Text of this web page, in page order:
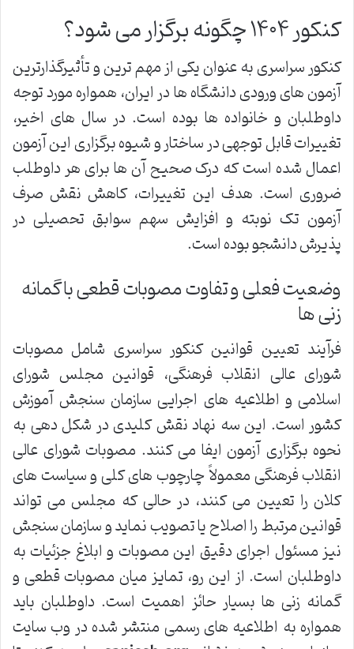
کنکور ۱۴۰۴ چگونه برگزار می شود؟
کنکور سراسری به عنوان یکی از مهم ترین و تأثیرگذارترین
آزمون های ورودی دانشگاه ها در ایران، همواره مورد توجه
داوطلبان و خانواده ها بوده است. در سال های اخیر،
تغییرات قابل توجهی در ساختار و شیوه برگزاری این آزمون
اعمال شده است که درک صحیح آن ها برای هر داوطلب
ضروری است. هدف این تغییرات، کاهش نقش صرف
آزمون تک نوبته و افزایش سهم سوابق تحصیلی در
پذیرش دانشجو بوده است.
وضعیت فعلی و تفاوت مصوبات قطعی با گمانه
زنی ها
فرآیند تعیین قوانین کنکور سراسری شامل مصوبات
شورای عالی انقلاب فرهنگی، قوانین مجلس شورای
اسلامی و اطلاعیه های اجرایی سازمان سنجش آموزش
کشور است. این سه نهاد نقش کلیدی در شکل دهی به
نحوه برگزاری آزمون ایفا می کنند. مصوبات شورای عالی
انقلاب فرهنگی معمولاً چارچوب های کلی و سیاست های
کلان را تعیین می کنند، در حالی که مجلس می تواند
قوانین مرتبط را اصلاح یا تصویب نماید و سازمان سنجش
نیز مسئول اجرای دقیق این مصوبات و ابلاغ جزئیات به
داوطلبان است. از این رو، تمایز میان مصوبات قطعی و
گمانه زنی ها بسیار حائز اهمیت است. داوطلبان باید
همواره به اطلاعیه های رسمی منتشر شده در وب سایت